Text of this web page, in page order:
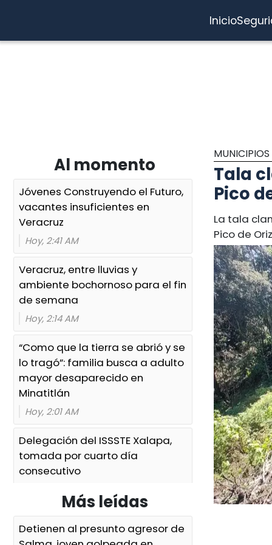
Inicio
Al momento
Jóvenes Construyendo el Futuro,
vacantes insuficientes en
Veracruz
Hoy, 2:41 AM
Veracruz, entre lluvias y
ambiente bochornoso para el fin
de semana
Hoy, 2:14 AM
“Como que la tierra se abrió y se
lo tragó”: familia busca a adulto
mayor desaparecido en
Minatitlán
Hoy, 2:01 AM
Delegación del ISSSTE Xalapa,
tomada por cuarto día
consecutivo
Condenan a casi 5 años de
prisión a 6 expolicías de
Más leídas
Detienen al presunto agresor de
MUNICIPIOS
Tala
Pico
La tala
Pico de